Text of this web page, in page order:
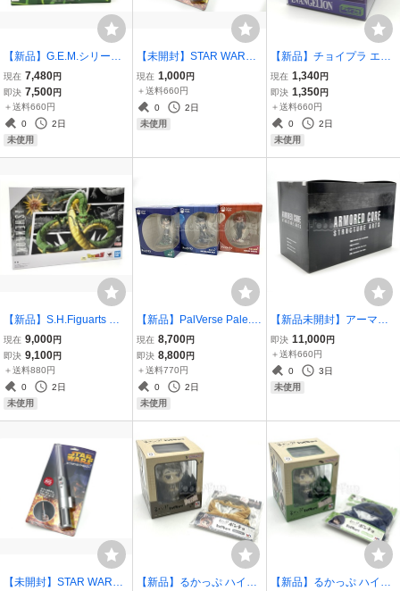
【新品】G.E.M.シリーズ
鬼滅の刃 てのひら不死川
さん【再販】 フィギュア
メガハウス
現在 7,480円
即決 7,500円
＋送料660円
0
2日
未使用
【未開封】STAR WARS
ミニネオンライトセイバ
ー BLUE スターウォーズ
ネオンライト
現在 1,000円
＋送料660円
0
2日
未使用
【新品】チョイプラ エヴ
ァンゲリオン初号機 プラ
モデル エムアイモルデ EV
ANGELION
現在 1,340円
即決 1,350円
＋送料660円
0
2日
未使用
【新品】S.H.Figuarts 神
龍 フィギュア バンダイス
ピリッツ DRAGON BALL
ドラゴンボール シェンロ
ン BANDAI SPIRITS
現在 9,000円
即決 9,100円
＋送料880円
0
2日
未使用
【新品】PalVerse Pale.
劇場版『チェンソーマン
レゼ篇』 レゼ・早川ア
キ・天使の悪魔 フィギュ
ア セット ブシロード パル
バースパレ
現在 8,700円
即決 8,800円
＋送料770円
0
2日
未使用
【新品未開封】アーマー
ド・コア ストラクチャー
アーツ ノンスケールプラ
スチックモデルキット シ
リーズ Vol.１ ARMORED
即決 11,000円
＋送料660円
0
3日
未使用
【未開封】STAR WARS
【新品】るかっぷ ハイキ
【新品】るかっぷ ハイキ